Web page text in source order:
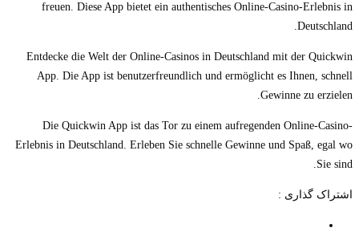
freuen. Diese App bietet ein authentisches Online-Casino-Erlebnis in
Deutschland.
Entdecke die Welt der Online-Casinos in Deutschland mit der Quickwin
App. Die App ist benutzerfreundlich und ermöglicht es Ihnen, schnell
Gewinne zu erzielen.
Die Quickwin App ist das Tor zu einem aufregenden Online-Casino-
Erlebnis in Deutschland. Erleben Sie schnelle Gewinne und Spaß, egal wo
Sie sind.
اشتراک گذاری :